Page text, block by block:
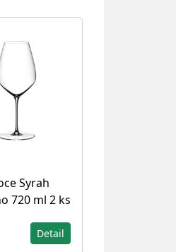
Syrah
720 ml 2 ks
Detail